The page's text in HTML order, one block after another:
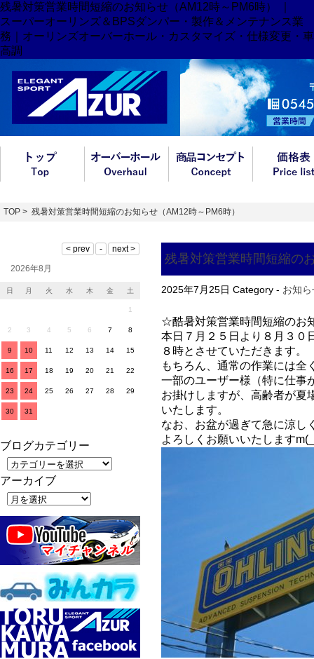
残暑対策営業時間短縮のお知らせ（AM12時～PM6時） ｜
スーパーオーリンズ＆BPSダンパー・製作＆メンテナンス業
務｜オーリンズオーバーホール・カスタマイズ・仕様変更・車
高調
TOP > 残暑対策営業時間短縮のお知らせ（AM12時～PM6時）
残暑対策営業時間短縮の
2025年7月25日 Category - お知ら
☆酷暑対策営業時間短縮のお
本日７月２５日より８月３０
８時とさせていただきます。
もちろん、通常の作業には全
一部のユーザー様（特に仕事
お掛けしますが、高齢者が夏
いたします。
なお、お盆が過ぎて急に涼し
よろしくお願いいたします
2026年8月
日 月 火 水 木 金 土
1
2 3 4 5 6 7 8
9 10 11 12 13 14 15
16 17 18 19 20 21 22
23 24 25 26 27 28 29
30 31
ブログカテゴリー
アーカイブ